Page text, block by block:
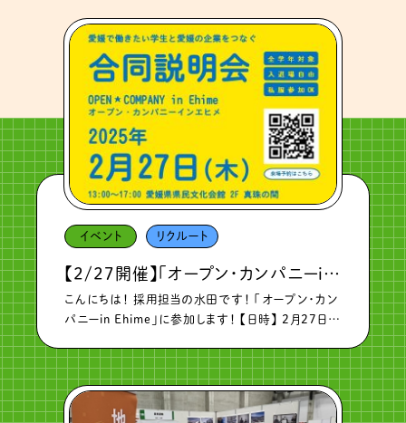
イベント リクルート
【2/27開催】「オープン・カンパニーin Ehime」に参加します！
こんにちは！ 採用担当の水田です！ 「オープン・カン
パニーin Ehime」に参加します！ 【日時】 2月27日
館 ２F 真珠の間 当日は、さまざまな企業が出展
する […]